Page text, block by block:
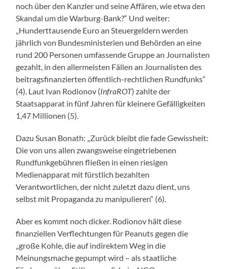
noch über den Kanzler und seine Affären, wie etwa den
Skandal um die Warburg-Bank?“ Und weiter:
„Hunderttausende Euro an Steuergeldern werden
jährlich von Bundesministerien und Behörden an eine
rund 200 Personen umfassende Gruppe an Journalisten
gezahlt, in den allermeisten Fällen an Journalisten des
beitragsfinanzierten öffentlich-rechtlichen Rundfunks“
(4). Laut Ivan Rodionov (InfraROT) zahlte der
Staatsapparat in fünf Jahren für kleinere Gefälligkeiten
1,47 Millionen (5).
Dazu Susan Bonath: „Zurück bleibt die fade Gewissheit:
Die von uns allen zwangsweise eingetriebenen
Rundfunkgebühren fließen in einen riesigen
Medienapparat mit fürstlich bezahlten
Verantwortlichen, der nicht zuletzt dazu dient, uns
selbst mit Propaganda zu manipulieren“ (6).
Aber es kommt noch dicker. Rodionov hält diese
finanziellen Verflechtungen für Peanuts gegen die
„große Kohle, die auf indirektem Weg in die
Meinungsmache gepumpt wird – als staatliche